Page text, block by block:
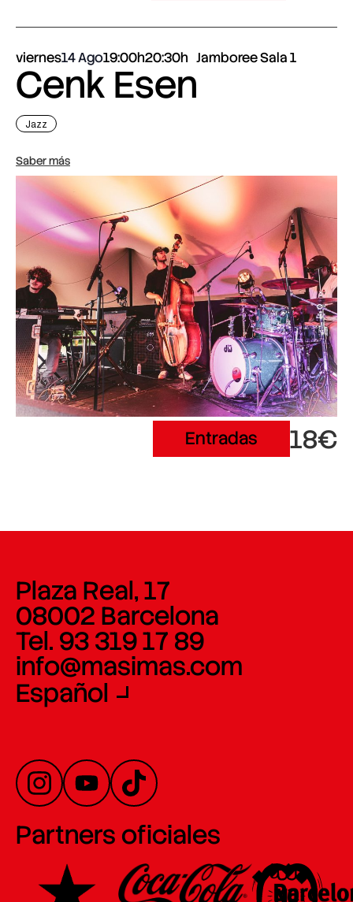
viernes14 Ago19:00h20:30h Jamboree Sala 1
Cenk Esen
Jazz
Saber más
Entradas 18€
Plaza Real, 17
08002 Barcelona
Tel. 93 319 17 89
info@masimas.com
Español
Partners oficiales